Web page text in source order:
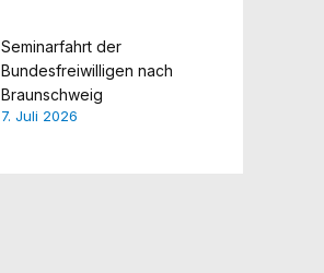
Seminarfahrt der
Bundesfreiwilligen nach
Braunschweig
7. Juli 2026